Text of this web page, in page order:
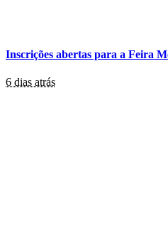
Inscrições abertas para a Feira
6 dias atrás